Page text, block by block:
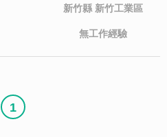
新竹縣 新竹工業區
無工作經驗
1